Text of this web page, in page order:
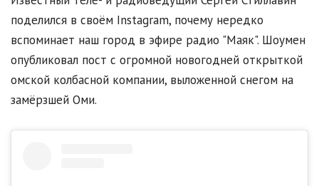
поделился в своём Instagram, почему нередко
вспоминает наш город в эфире радио "Маяк". Шоумен
опубликовал пост с огромной новогодней открыткой
омской колбасной компании, выложенной снегом на
замёрзшей Оми.